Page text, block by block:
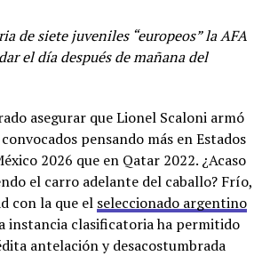
de siete juveniles “europeos” la AFA
el día después de mañana del
asegurar que Lionel Scaloni armó
pensando más en Estados
2026 que en Qatar 2022. ¿Acaso
el carro adelante del caballo? Frío,
con la que el seleccionado argentino
instancia clasificatoria ha permitido
antelación y desacostumbrada